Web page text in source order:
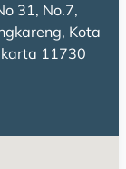
31, No.7,
Kota
11730